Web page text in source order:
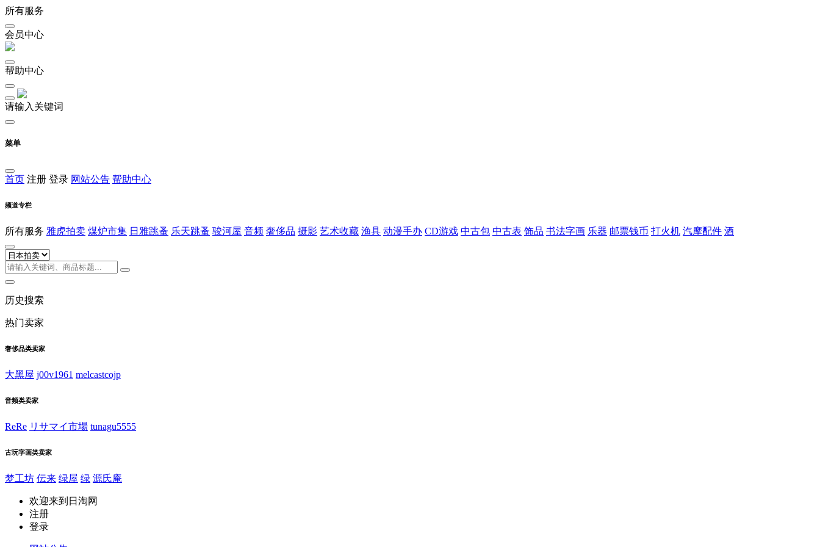
所有服务
会员中心
帮助中心
请输入关键词
菜单
首页 注册 登录 网站公告 帮助中心
频道专栏
所有服务 雅虎拍卖 煤炉市集 日雅跳蚤 乐天跳蚤 骏河屋 音频 奢侈品 摄影 艺术收藏 渔具 动漫手办 CD游戏 中古包 中古表 饰品 书法字画 乐器 邮票钱币 打火机 汽摩配件 酒
历史搜索
热门卖家
奢侈品类卖家
大黑屋 j00v1961 melcastcojp
音频类卖家
ReRe リサマイ市場 tunagu5555
古玩字画类卖家
梦工坊 伝来 绿屋 绿 源氏庵
欢迎来到日淘网
注册
登录